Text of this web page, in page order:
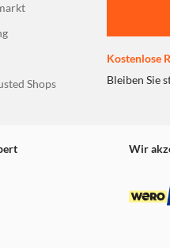
-lautstärke deiner Kinder
lässt sich über ein
*Ladekabel nicht im
Shops
Kostenlose
Bleiben Sie
Wir